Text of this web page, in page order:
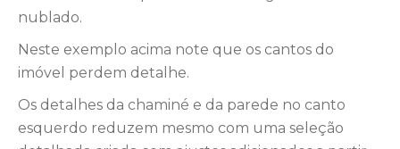
nublado.
Neste exemplo acima note que os cantos do
imóvel perdem detalhe.
Os detalhes da chaminé e da parede no canto
esquerdo reduzem mesmo com uma seleção